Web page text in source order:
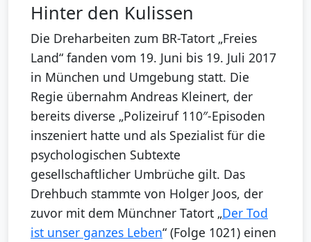
Hinter den Kulissen
Die Dreharbeiten zum BR-Tatort „Freies
Land“ fanden vom 19. Juni bis 19. Juli 2017
in München und Umgebung statt. Die
Regie übernahm Andreas Kleinert, der
bereits diverse „Polizeiruf 110″-Episoden
inszeniert hatte und als Spezialist für die
psychologischen Subtexte
gesellschaftlicher Umbrüche gilt. Das
Drehbuch stammte von Holger Joos, der
zuvor mit dem Münchner Tatort „Der Tod
ist unser ganzes Leben“ (Folge 1021) einen